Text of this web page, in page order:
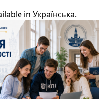
in Українська.